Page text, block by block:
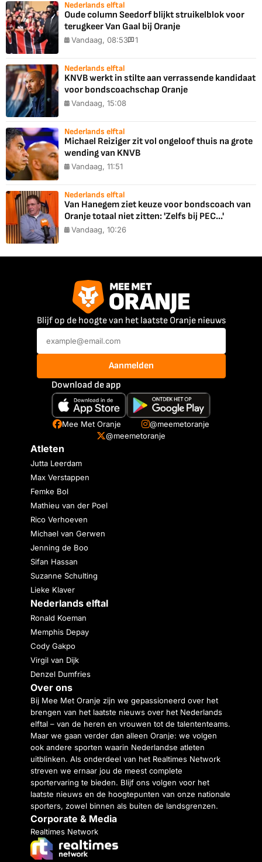
Nederlands elftal
Oude column Seedorf blijkt struikelblok voor
terugkeer Van Gaal bij Oranje
Vandaag, 08:53 1
Nederlands elftal
KNVB werkt in stilte aan verrassende kandidaat
voor bondscoachschap Oranje
Vandaag, 15:08
Nederlands elftal
Michael Reiziger zit vol ongeloof thuis na grote
wending van KNVB
Vandaag, 11:51
Nederlands elftal
Van Hanegem ziet keuze voor bondscoach van
Oranje totaal niet zitten: 'Zelfs bij PEC...'
Vandaag, 10:26
Blijf op de hoogte van het laatste Oranje nieuws
Aanmelden
Download de app
Mee Met Oranje
@meemetoranje
@meemetoranje
Atleten
Jutta Leerdam
Max Verstappen
Femke Bol
Mathieu van der Poel
Rico Verhoeven
Michael van Gerwen
Jenning de Boo
Sifan Hassan
Suzanne Schulting
Lieke Klaver
Nederlands elftal
Ronald Koeman
Memphis Depay
Cody Gakpo
Virgil van Dijk
Denzel Dumfries
Over ons
Bij Mee Met Oranje zijn we gepassioneerd over het
brengen van het laatste nieuws over het Nederlands
elftal – van de heren en vrouwen tot de talententeams.
Maar we gaan verder dan alleen Oranje: we volgen
ook andere sporten waarin Nederlandse atleten
uitblinken. Als onderdeel van het Realtimes Network
streven we ernaar jou de meest complete
sportervaring te bieden. Blijf ons volgen voor het
laatste nieuws en de hoogtepunten van onze nationale
sporters, zowel binnen als buiten de landsgrenzen.
Corporate & Media
Realtimes Network